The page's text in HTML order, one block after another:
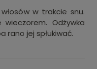
w trakcie snu.
wieczorem. Odżywka
rano jej spłukiwać.